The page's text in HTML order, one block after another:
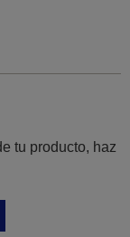
tu producto, haz